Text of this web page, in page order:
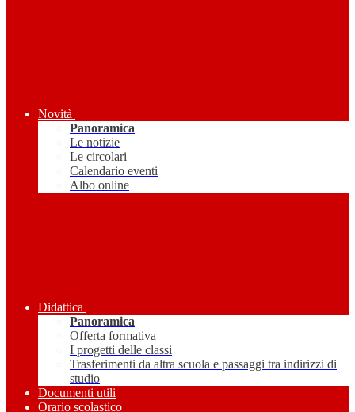
Novità
Panoramica
Le notizie
Le circolari
Calendario eventi
Albo online
Didattica
Panoramica
Offerta formativa
I progetti delle classi
Trasferimenti da altra scuola e passaggi tra indirizzi di
studio
Documenti utili
Orario scolastico